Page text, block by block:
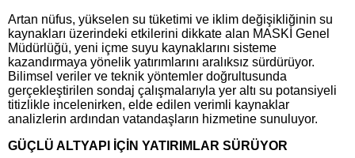
Artan nüfus, yükselen su tüketimi ve iklim değişikliğinin su
kaynakları üzerindeki etkilerini dikkate alan MASKİ Genel
Müdürlüğü, yeni içme suyu kaynaklarını sisteme
kazandırmaya yönelik yatırımlarını aralıksız sürdürüyor.
Bilimsel veriler ve teknik yöntemler doğrultusunda
gerçekleştirilen sondaj çalışmalarıyla yer altı su potansiyeli
titizlikle incelenirken, elde edilen verimli kaynaklar
analizlerin ardından vatandaşların hizmetine sunuluyor.
GÜÇLÜ ALTYAPI İÇİN YATIRIMLAR SÜRÜYOR